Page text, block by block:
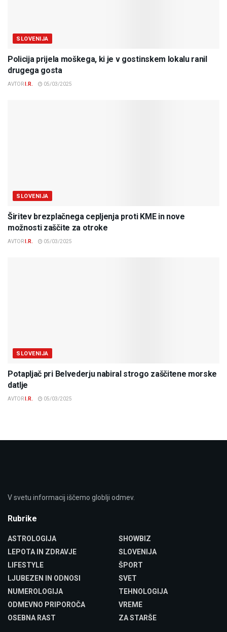
SLOVENIJA
Policija prijela moškega, ki je v gostinskem lokalu ranil
drugega gosta
AVTOR I.R. 05/03/2025
SLOVENIJA
Širitev brezplačnega cepljenja proti KME in nove
možnosti zaščite za otroke
AVTOR I.R. 05/03/2025
SLOVENIJA
Potapljač pri Belvederju nabiral strogo zaščitene morske
datlje
AVTOR I.R. 05/03/2025
V svetu informacij iščemo globlji odmev.
Rubrike
ASTROLOGIJA
LEPOTA IN ZDRAVJE
LIFESTYLE
LJUBEZEN IN ODNOSI
NUMEROLOGIJA
ODMEVNO PRIPOROČA
OSEBNA RAST
SHOWBIZ
SLOVENIJA
ŠPORT
SVET
TEHNOLOGIJA
VREME
ZA STARŠE